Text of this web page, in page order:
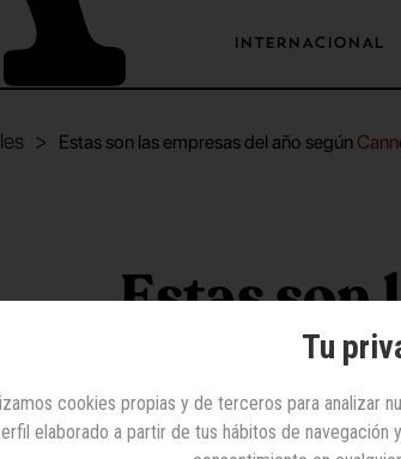
INTERNACIONAL
Estas son las empresas del año según
Estas son
año
En la ceremonia del
Tu
cookies propias y de terceros para analizar
elaborado a partir de tus hábitos de